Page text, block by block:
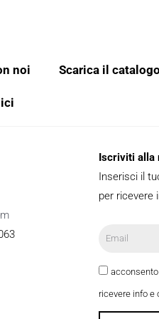
noi Scarica il catalogo
Iscriviti alla
Inserisci il
per ricevere
ricevere info e